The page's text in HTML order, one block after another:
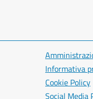
Informativa
Cookie Policy
Social Media